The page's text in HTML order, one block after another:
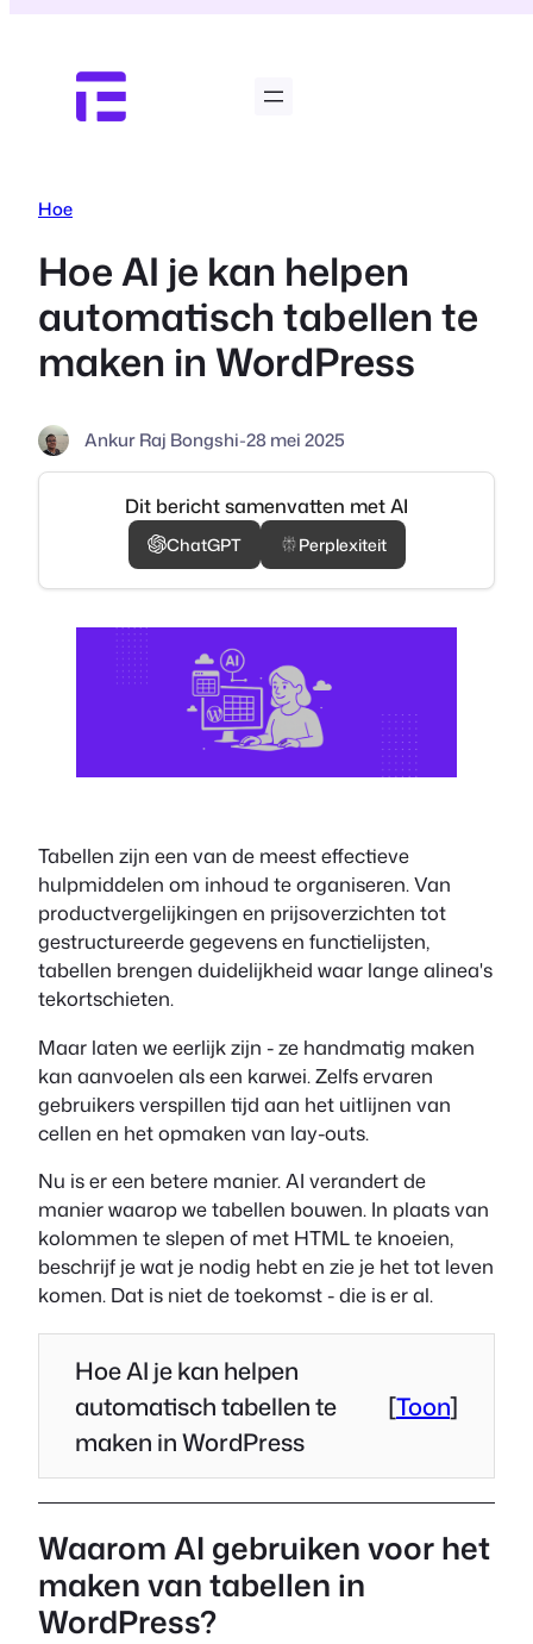
Hoe
Hoe AI je kan helpen
automatisch tabellen te
maken in WordPress
Ankur Raj Bongshi-28 mei 2025
Dit bericht samenvatten met AI
ChatGPT Perplexiteit
Tabellen zijn een van de meest effectieve
hulpmiddelen om inhoud te organiseren. Van
productvergelijkingen en prijsoverzichten tot
gestructureerde gegevens en functielijsten,
tabellen brengen duidelijkheid waar lange alinea's
tekortschieten.
Maar laten we eerlijk zijn - ze handmatig maken
kan aanvoelen als een karwei. Zelfs ervaren
gebruikers verspillen tijd aan het uitlijnen van
cellen en het opmaken van lay-outs.
Nu is er een betere manier. AI verandert de
manier waarop we tabellen bouwen. In plaats van
kolommen te slepen of met HTML te knoeien,
beschrijf je wat je nodig hebt en zie je het tot leven
komen. Dat is niet de toekomst - die is er al.
Hoe AI je kan helpen
automatisch tabellen te
maken in WordPress
[Toon]
Waarom AI gebruiken voor het
maken van tabellen in
WordPress?